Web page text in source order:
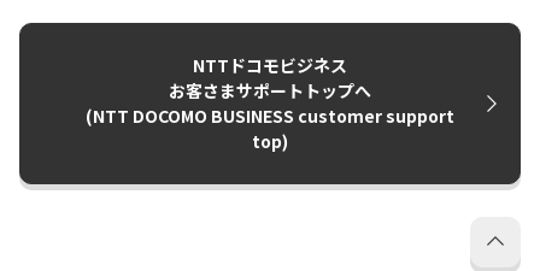
NTTドコモビジネス
お客さまサポートトップへ
(NTT DOCOMO BUSINESS customer support
top)